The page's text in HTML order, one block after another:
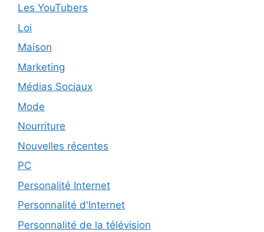
Les YouTubers
Loi
Maison
Marketing
Médias Sociaux
Mode
Nourriture
Nouvelles récentes
PC
Personalité Internet
Personnalité d'Internet
Personnalité de la télévision